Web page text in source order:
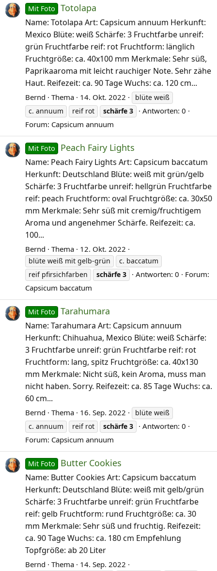
Mit Foto Totolapa
Name: Totolapa Art: Capsicum annuum Herkunft:
Mexico Blüte: weiß Schärfe: 3 Fruchtfarbe unreif:
grün Fruchtfarbe reif: rot Fruchtform: länglich
Fruchtgröße: ca. 40x100 mm Merkmale: Sehr süß,
Paprikaaroma mit leicht rauchiger Note. Sehr zähe
Haut. Reifezeit: ca. 90 Tage Wuchs: ca. 120 cm...
Bernd Thema 14. Okt. 2022
blüte weiß
c. annuum
reif rot schärfe 3
Antworten: 0
Forum: Capsicum annuum
Mit Foto Peach Fairy Lights
Name: Peach Fairy Lights Art: Capsicum baccatum
Herkunft: Deutschland Blüte: weiß mit grün/gelb
Schärfe: 3 Fruchtfarbe unreif: hellgrün Fruchtfarbe
reif: peach Fruchtform: oval Fruchtgröße: ca. 30x50
mm Merkmale: Sehr süß mit cremig/fruchtigem
Aroma und angenehmer Schärfe. Reifezeit: ca.
100...
Bernd Thema 12. Okt. 2022
blüte weiß mit gelb-grün
c. baccatum
reif pfirsichfarben
schärfe 3 Antworten: 0
Forum:
Capsicum baccatum
Mit Foto Tarahumara
Name: Tarahumara Art: Capsicum annuum
Herkunft: Chihuahua, Mexico Blüte: weiß Schärfe:
3 Fruchtfarbe unreif: grün Fruchtfarbe reif: rot
Fruchtform: lang, spitz Fruchtgröße: ca. 40x130
mm Merkmale: Nicht süß, kein Aroma, muss man
nicht haben. Sorry. Reifezeit: ca. 85 Tage Wuchs: ca.
60 cm...
Bernd Thema 16. Sep. 2022
blüte weiß
c. annuum
reif rot schärfe 3
Antworten: 0
Forum: Capsicum annuum
Mit Foto Butter Cookies
Name: Butter Cookies Art: Capsicum baccatum
Herkunft: Deutschland Blüte: weiß mit gelb/grün
Schärfe: 3 Fruchtfarbe unreif: grün Fruchtfarbe
reif: gelb Fruchtform: rund Fruchtgröße: ca. 30
mm Merkmale: Sehr süß und fruchtig. Reifezeit:
ca. 90 Tage Wuchs: ca. 180 cm Empfehlung
Topfgröße: ab 20 Liter
Bernd Thema 14. Sep. 2022